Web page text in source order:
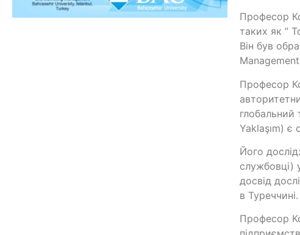
Професор
таких як ”
Він був
Професор
глобальний
Yaklaşım) є
Його
службовці)
досвід
в Туреччині.
Професор